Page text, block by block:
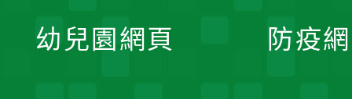
幼兒園網頁 防疫